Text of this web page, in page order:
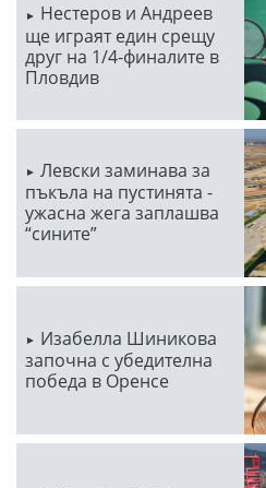
Нестеров и Андреев
ще играят един срещу
друг на 1/4-финалите в
Пловдив
Левски заминава за
пъкъла на пустинята -
ужасна жега заплашва
“сините”
Изабелла Шиникова
започна с убедителна
победа в Оренсе